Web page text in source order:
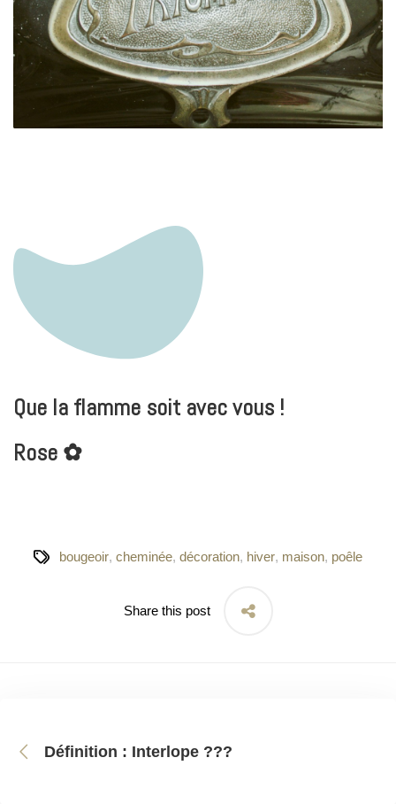
Que la flamme soit avec vous !
Rose ✿
bougeoir, cheminée, décoration, hiver, maison, poêle
Share this post
Définition : Interlope ???